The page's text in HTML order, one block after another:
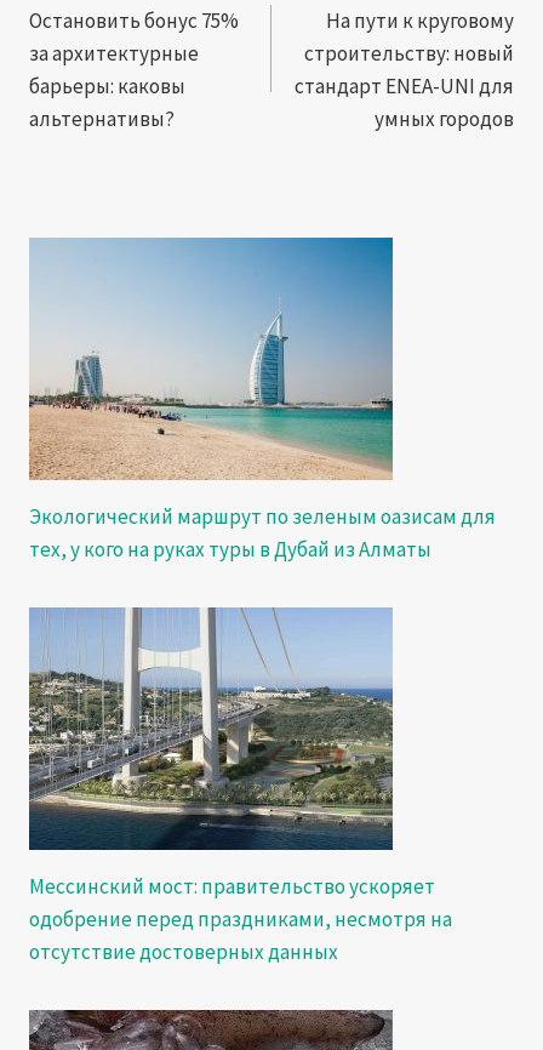
по
записям
Остановить бонус 75%
за архитектурные
барьеры: каковы
альтернативы?
На пути к круговому
строительству: новый
стандарт ENEA-UNI для
умных городов
Экологический маршрут по зеленым оазисам для
тех, у кого на руках туры в Дубай из Алматы
Мессинский мост: правительство ускоряет
одобрение перед праздниками, несмотря на
отсутствие достоверных данных